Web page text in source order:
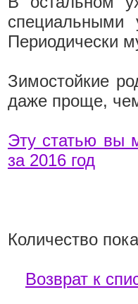
специальными
Периодически
Зимостойкие
даже проще,
Эту статью вы
за 2016 год
Количество
Возврат к